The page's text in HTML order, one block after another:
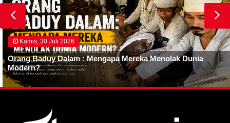
Kamis, 30 Juli 2026
Orang Baduy Dalam : Mengapa Mereka Menolak Dunia
Modern?